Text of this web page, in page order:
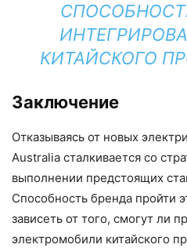
КИТАЙСКОГО
Заключение
Отказываясь от новых
Australia сталкивается со
выполнении предстоящих
Способность бренда пройти
зависеть от того, смогут ли
электромобили китайского